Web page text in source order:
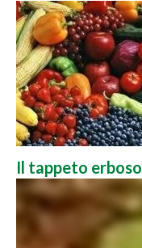
Il tappeto erboso